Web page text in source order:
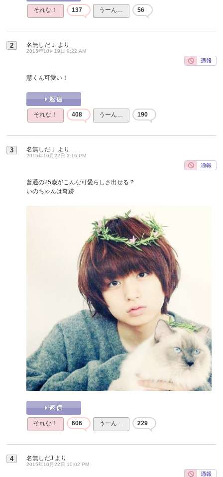
それな！ 137 うーん… 56
2 名無しだＪ より
2015年10月19日 9:22 AM
慧くん可愛い！
それな！ 408 うーん… 190
3 名無しだＪ より
2015年10月22日 3:16 PM
普通の25歳がこんな可愛らしさ出せる？
いのちゃんは奇跡
それな！ 606 うーん… 229
4 名無しだJ より
2015年10月22日 10:02 PM